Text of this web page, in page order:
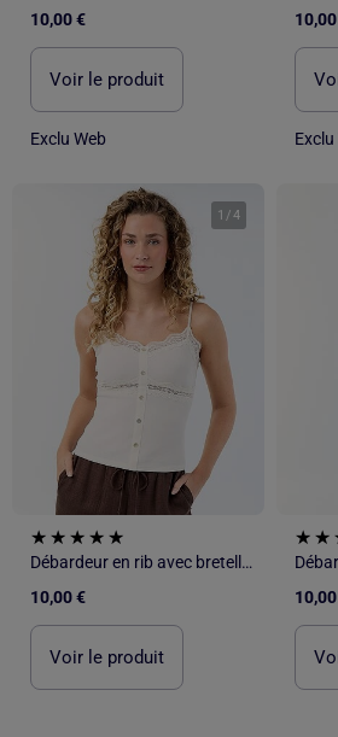
10,00 €
Voir le produit
Exclu Web Exclu
1 /4
Débardeur en rib avec bretelles
10,00 €
Voir le produit